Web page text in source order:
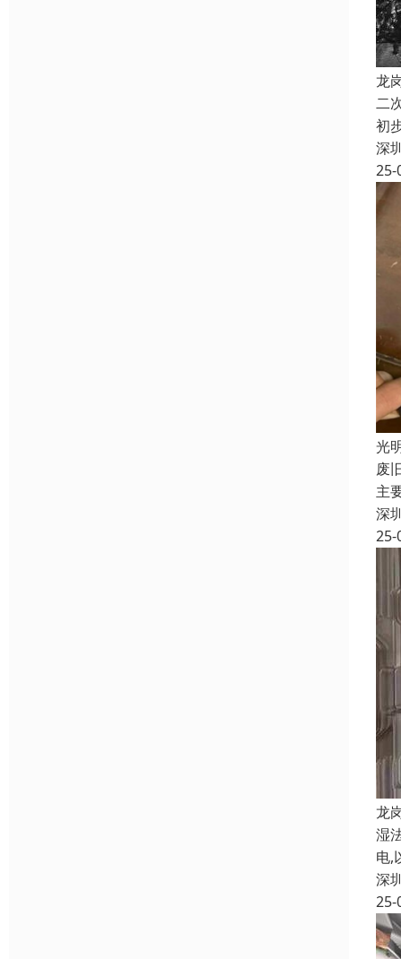
龙
二
初
深
25-
光
废
主
深
25-
龙
湿
电,
深
25-